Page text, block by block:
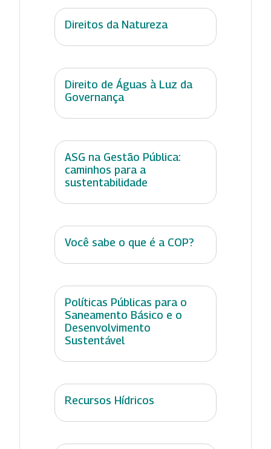
Direitos da Natureza
Direito de Águas à Luz da
Governança
ASG na Gestão Pública:
caminhos para a
sustentabilidade
Você sabe o que é a COP?
Políticas Públicas para o
Saneamento Básico e o
Desenvolvimento
Sustentável
Recursos Hídricos